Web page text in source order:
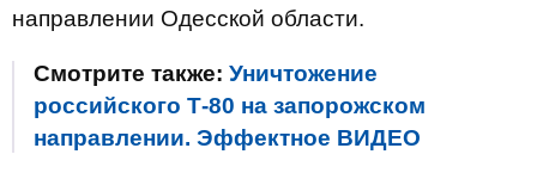
направлении Одесской области.
Смотрите также: Уничтожение
российского Т-80 на запорожском
направлении. Эффектное ВИДЕО